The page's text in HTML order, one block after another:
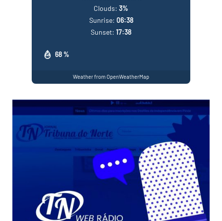
68 %
Clouds: 3%
Sunrise: 06:38
Sunset: 17:38
Weather from OpenWeatherMap